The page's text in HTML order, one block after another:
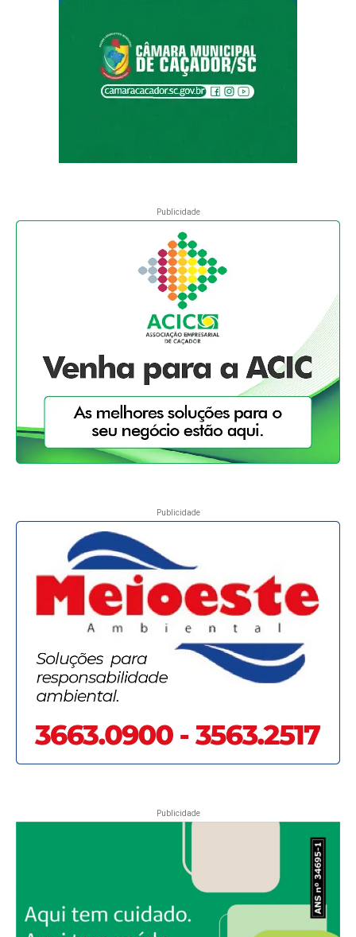
Publicidade
Publicidade
Publicidade